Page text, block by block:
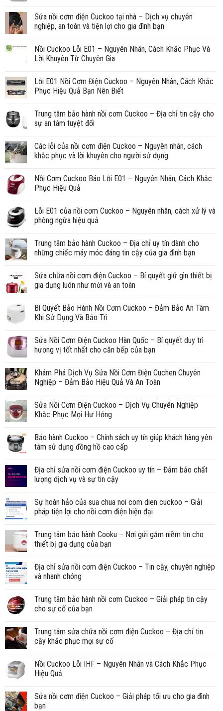
Sửa nồi cơm điện Cuckoo tại nhà – Dịch vụ chuyên
nghiệp, an toàn và tiện lợi cho gia đình bạn
Nồi Cuckoo Lỗi E01 – Nguyên Nhân, Cách Khắc Phục Và
Lời Khuyên Từ Chuyên Gia
Lỗi E01 Nồi Cơm Điện Cuckoo – Nguyên Nhân, Cách Khắc
Phục Hiệu Quả Bạn Nên Biết
Trung tâm bảo hành nồi cơm Cuckoo – Địa chỉ tin cậy cho
sự an tâm tuyệt đối
Các lỗi của nồi cơm điện Cuckoo – Nguyên nhân, cách
khắc phục và lời khuyên cho người sử dụng
Nồi Cơm Cuckoo Báo Lỗi E01 – Nguyên Nhân, Cách Khắc
Phục Hiệu Quả
Lỗi E01 của nồi cơm Cuckoo – Nguyên nhân, cách xử lý và
phòng ngừa hiệu quả
Trung tâm bảo hành Cuckoo – Địa chỉ uy tín dành cho
những chiếc máy móc đáng tin cậy của gia đình bạn
Sửa chữa nồi cơm điện Cuckoo – Bí quyết giữ gìn thiết bị
gia dụng luôn như mới và an toàn
Bí Quyết Bảo Hành Nồi Cơm Cuckoo – Đảm Bảo An Tâm
Khi Sử Dụng Và Bảo Trì
Sửa Nồi Cơm Điện Cuckoo Hàn Quốc – Bí quyết duy trì
hương vị tốt nhất cho căn bếp của bạn
Khám Phá Dịch Vụ Sửa Nồi Cơm Điện Cuchen Chuyên
Nghiệp – Đảm Bảo Hiệu Quả Và An Toàn
Sửa Nồi Cơm Điện Cuckoo – Dịch Vụ Chuyên Nghiệp
Khắc Phục Mọi Hư Hỏng
Bảo hành Cuckoo – Chính sách uy tín giúp khách hàng yên
tâm sử dụng đồng hồ cao cấp
Địa chỉ sửa nồi cơm điện Cuckoo uy tín – Đảm bảo chất
lượng dịch vụ và sự tin cậy
Sự hoàn hảo của sua chua noi com dien cuckoo – Giải
pháp tiện lợi cho nồi cơm điện hiện đại
Trung tâm bảo hành Cooku – Nơi gửi gắm niềm tin cho
thiết bị gia dụng của bạn
Địa chỉ sửa nồi cơm điện Cuckoo – Tin cậy, chuyên nghiệp
và nhanh chóng
Trung tâm bảo hành nồi cơm Cuckoo – Giải pháp tin cậy
cho sự cố của bạn
Trung tâm sửa chữa nồi cơm điện Cuckoo – Địa chỉ tin
cậy khắc phục mọi sự cố
Nồi Cuckoo Lỗi IHF – Nguyên Nhân và Cách Khắc Phục
Hiệu Quả
Sửa nồi cơm điện Cuckoo – Giải pháp tối ưu cho gia đình
bạn